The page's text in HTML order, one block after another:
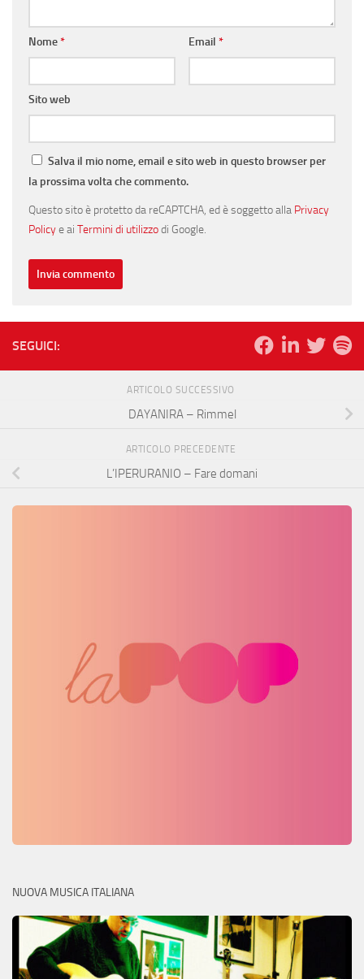
Nome* Email *
Sito web
Salva il mio nome, email e sito web in questo browser per
la prossima volta che commento.
Questo sito è protetto da reCAPTCHA, ed è soggetto alla Privacy
Policye ai Termini di utilizzodi Google.
SEGUICI:
ARTICOLO SUCCESSIVO
DAYANIRA – Rimmel
ARTICOLO PRECEDENTE
L’IPERURANIO – Fare domani
NUOVA MUSICA ITALIANA